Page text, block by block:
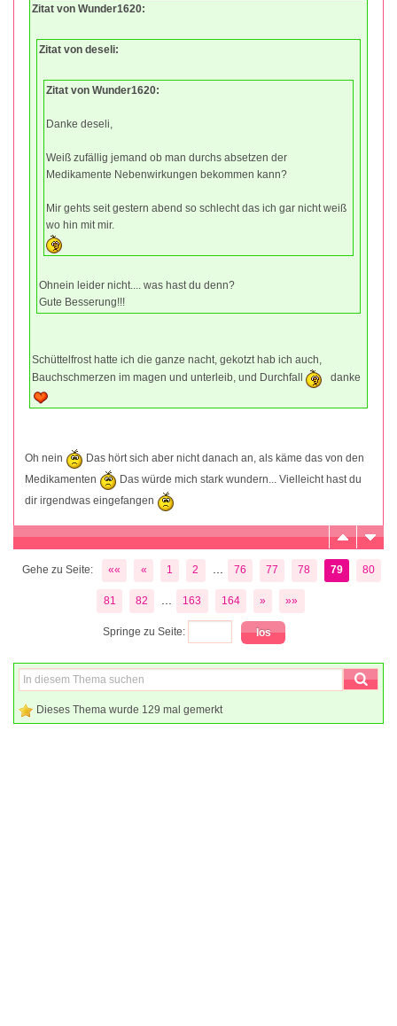
Zitat von Wunder1620:
Zitat von deseli:
Zitat von Wunder1620:
Danke deseli,
Weiß zufällig jemand ob man durchs absetzen der
Medikamente Nebenwirkungen bekommen kann?
Mir gehts seit gestern abend so schlecht das ich gar nicht weiß
wo hin mit mir.
Ohnein leider nicht.... was hast du denn?
Gute Besserung!!!
Schüttelfrost hatte ich die ganze nacht, gekotzt hab ich auch,
Bauchschmerzen im magen und unterleib, und Durchfall
danke
Oh nein
Das hört sich aber nicht danach an, als käme das von den
Medikamenten
Das würde mich stark wundern... Vielleicht hast du
dir irgendwas eingefangen
Gehe zu Seite: «« « 1 2 ... 76 77 78 79 80
81 82 163 164 » »»
Springe zu Seite:
Dieses Thema wurde 129 mal gemerkt